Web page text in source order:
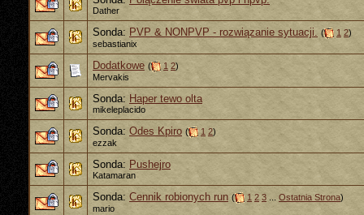
Dather
Sonda: PVP & NONPVP - rozwiązanie sytuacji. ( 1 2)
sebastianix
Dodatkowe ( 1 2)
Mervakis
Sonda: Haper tewo olta
mikeleplacido
Sonda: Odes Kpiro ( 1 2)
ezzak
Sonda: Pushejro
Katamaran
Sonda: Cennik robionych run ( 1 2 3 Ostatnia Strona)
mario